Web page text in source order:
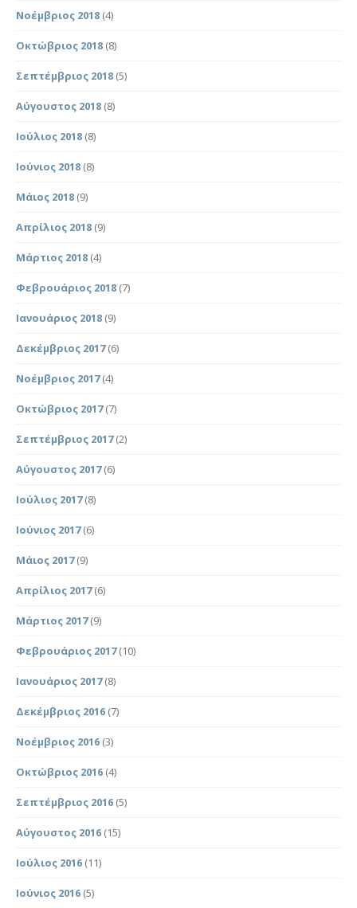
Νοέμβριος 2018 (4)
Οκτώβριος 2018 (8)
Σεπτέμβριος 2018 (5)
Αύγουστος 2018 (8)
Ιούλιος 2018 (8)
Ιούνιος 2018 (8)
Μάιος 2018 (9)
Απρίλιος 2018 (9)
Μάρτιος 2018 (4)
Φεβρουάριος 2018 (7)
Ιανουάριος 2018 (9)
Δεκέμβριος 2017(6)
Νοέμβριος 2017(4)
Οκτώβριος 2017(7)
Σεπτέμβριος 2017(2)
Αύγουστος 2017(6)
Ιούλιος 2017(8)
Ιούνιος 2017(6)
Μάιος 2017(9)
Απρίλιος 2017(6)
Μάρτιος 2017(9)
Φεβρουάριος 2017(10)
Ιανουάριος 2017(8)
Δεκέμβριος 2016 (7)
Νοέμβριος 2016 (3)
Οκτώβριος 2016 (4)
Σεπτέμβριος 2016 (5)
Αύγουστος 2016 (15)
Ιούλιος 2016 (11)
Ιούνιος 2016 (5)